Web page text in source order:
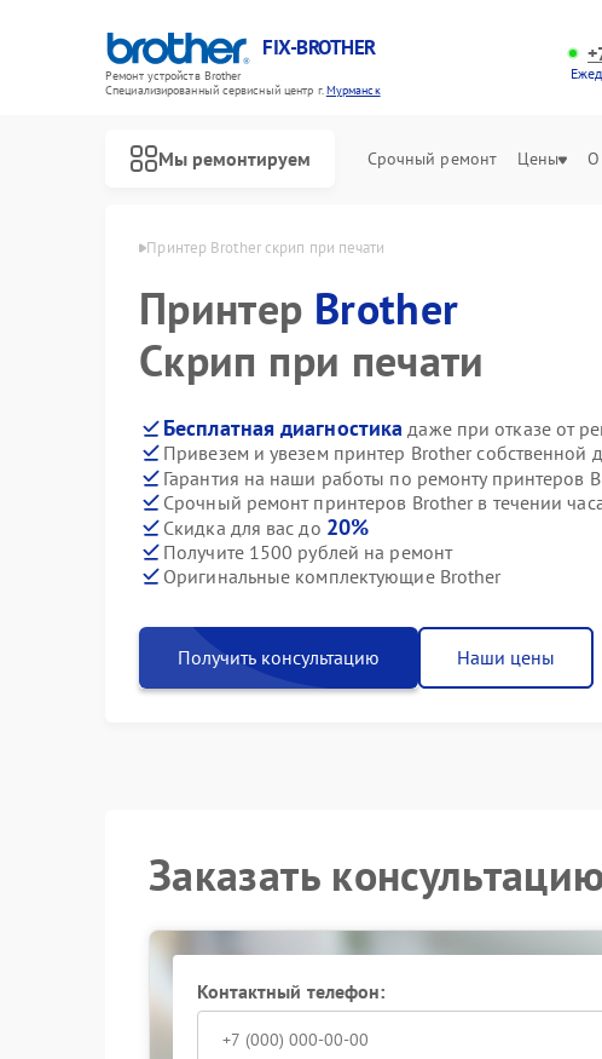
FIX-BROTHER
Ремонт устройств Brother
Специализированный cервисный центр г.Мурманск
Мы ремонтируем Срочный ремонт Цены О
в Мурманске Принтер Brother скрип при печати
Принтер Brother
Скрип при печати
Бесплатная диагностика даже при отказе от
Привезем и увезем принтер Brother собственной
Гарантия на наши работы по ремонту принтеров
Срочный ремонт принтеров Brother в течении
Скидка для вас до 20%
Получите 1500 рублей на ремонт
Оригинальные комплектующие Brother
Получить консультацию Наши цены
Заказать
Контактный телефон: